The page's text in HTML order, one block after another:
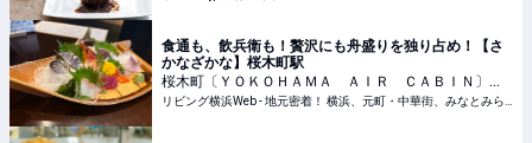
食通も、飲兵衛も！贅沢にも舟盛りを独り占め！【さ
かなざかな】桜木町駅
桜木町〔ＹＯＫＯＨＡＭＡ ＡＩＲ ＣＡＢＩＮ〕 駅
神奈川県横浜市中区